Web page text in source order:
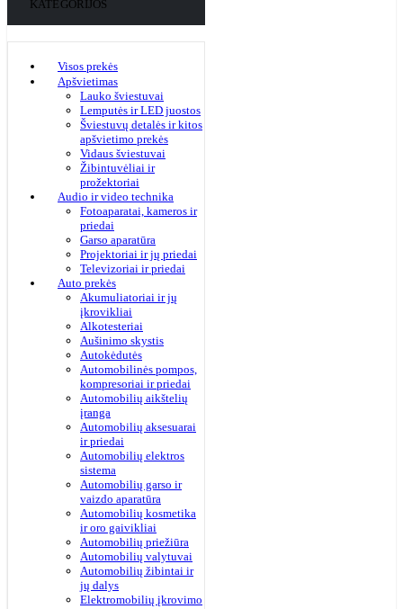
KATEGORIJOS
Visos prekės
Apšvietimas
Lauko šviestuvai
Lemputės ir LED juostos
Šviestuvų detalės ir kitos
apšvietimo prekės
Vidaus šviestuvai
Žibintuvėliai ir
prožektoriai
Audio ir video technika
Fotoaparatai, kameros ir
priedai
Garso aparatūra
Projektoriai ir jų priedai
Televizoriai ir priedai
Auto prekės
Akumuliatoriai ir jų
įkrovikliai
Alkotesteriai
Aušinimo skystis
Autokėdutės
Automobilinės pompos,
kompresoriai ir priedai
Automobilių aikštelių
įranga
Automobilių aksesuarai
ir priedai
Automobilių elektros
sistema
Automobilių garso ir
vaizdo aparatūra
Automobilių kosmetika
ir oro gaivikliai
Automobilių priežiūra
Automobilių valytuvai
Automobilių žibintai ir
jų dalys
Elektromobilių įkrovimo